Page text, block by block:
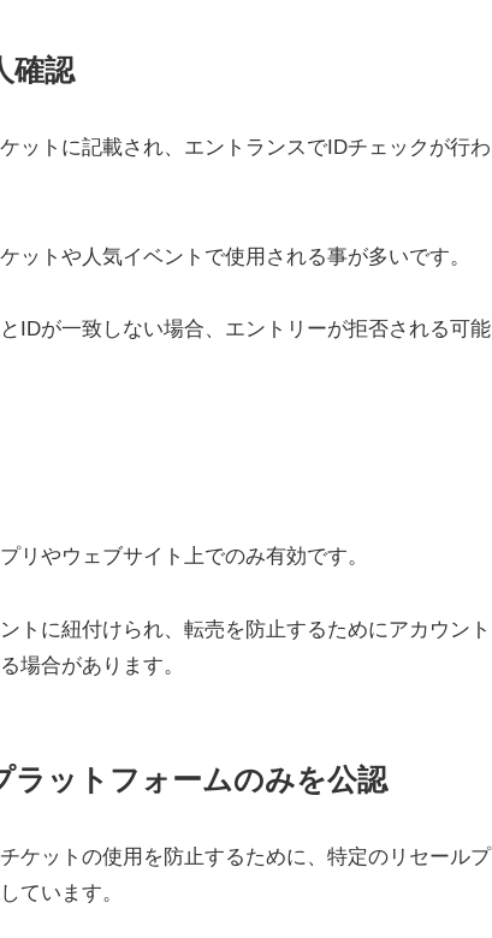
確認
ットに記載され、エントランスでIDチェックが行わ
ットや人気イベントで使用される事が多いです。
IDが一致しない場合、エントリーが拒否される可能
リやウェブサイト上でのみ有効です。
トに紐付けられ、転売を防止するためにアカウント
場合があります。
ラットフォームのみを公認
ケットの使用を防止するために、特定のリセールプ
ています。